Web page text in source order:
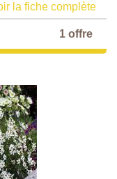
la fiche complète
1 offre